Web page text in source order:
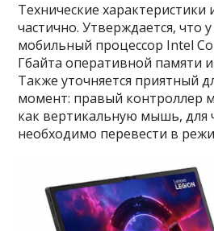
Технические
частично. Утверждается, что
мобильный процессор Intel
Гбайта оперативной памяти
Также уточняется приятный
момент: правый контроллер
как вертикальную мышь, для
необходимо перевести в